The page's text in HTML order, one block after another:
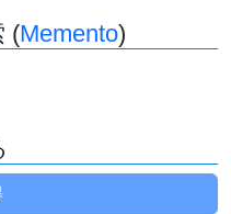
(Memento)